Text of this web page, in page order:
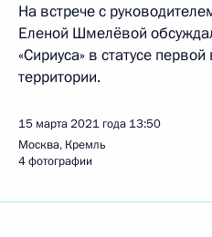
На встрече с
Еленой Шмелёвой
«Сириуса» в статусе
территории.
15 марта 2021 года 13:50
Москва, Кремль
4 фотографии